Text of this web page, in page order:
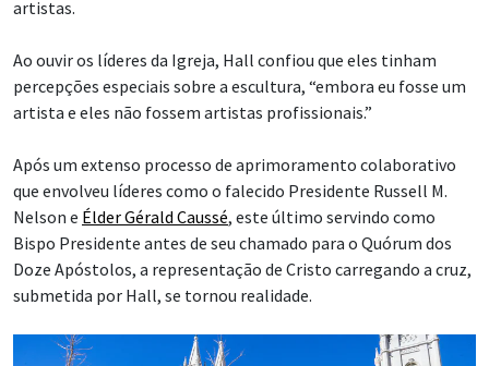
artistas.
Ao ouvir os líderes da Igreja, Hall confiou que eles tinham
percepções especiais sobre a escultura, “embora eu fosse um
artista e eles não fossem artistas profissionais.”
Após um extenso processo de aprimoramento colaborativo
que envolveu líderes como o falecido Presidente Russell M.
Nelson e Élder Gérald Caussé, este último servindo como
Bispo Presidente antes de seu chamado para o Quórum dos
Doze Apóstolos, a representação de Cristo carregando a cruz,
submetida por Hall, se tornou realidade.